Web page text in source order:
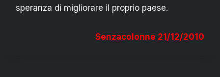
speranza di migliorare il proprio paese.
Senzacolonne 21/12/2010